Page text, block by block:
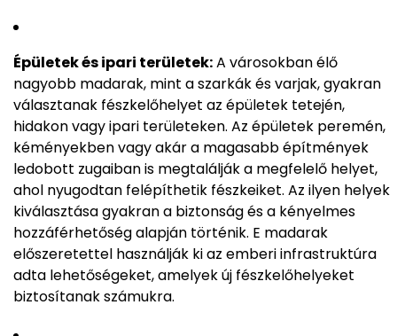
Épületek és ipari területek:A városokban élő
nagyobb madarak, mint a szarkák és varjak, gyakran
választanak fészkelőhelyet az épületek tetején,
hidakon vagy ipari területeken. Az épületek peremén,
kéményekben vagy akár a magasabb építmények
ledobott zugaiban is megtalálják a megfelelő helyet,
ahol nyugodtan felépíthetik fészkeiket. Az ilyen helyek
kiválasztása gyakran a biztonság és a kényelmes
hozzáférhetőség alapján történik. E madarak
előszeretettel használják ki az emberi infrastruktúra
adta lehetőségeket, amelyek új fészkelőhelyeket
biztosítanak számukra.